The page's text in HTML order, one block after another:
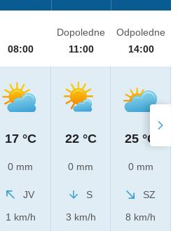
08:00
17 °C
0 mm
JV
1 km/h
Dopoledne
11:00
22 °C
0 mm
S
3 km/h
Odpoledne
14:00
25 °C
0 mm
SZ
8 km/h